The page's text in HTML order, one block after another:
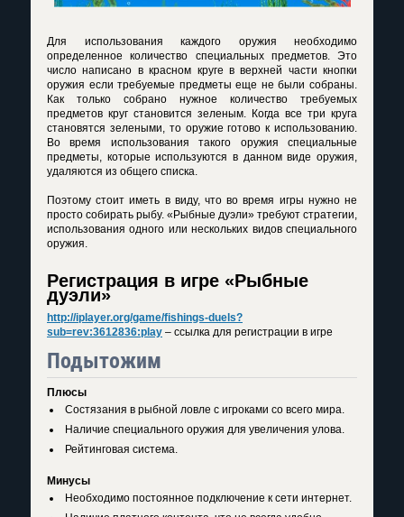
Для использования каждого оружия необходимо
определенное количество специальных предметов. Это
число написано в красном круге в верхней части кнопки
оружия если требуемые предметы еще не были собраны.
Как только собрано нужное количество требуемых
предметов круг становится зеленым. Когда все три круга
становятся зелеными, то оружие готово к использованию.
Во время использования такого оружия специальные
предметы, которые используются в данном виде оружия,
удаляются из общего списка.
Поэтому стоит иметь в виду, что во время игры нужно не
просто собирать рыбу. «Рыбные дуэли» требуют стратегии,
использования одного или нескольких видов специального
оружия.
Регистрация в игре «Рыбные
дуэли»
http://iplayer.org/game/fishings-duels?
sub=rev:3612836:play – ссылка для регистрации в игре
Подытожим
Плюсы
Состязания в рыбной ловле с игроками со всего мира.
Наличие специального оружия для увеличения улова.
Рейтинговая система.
Минусы
Необходимо постоянное подключение к сети интернет.